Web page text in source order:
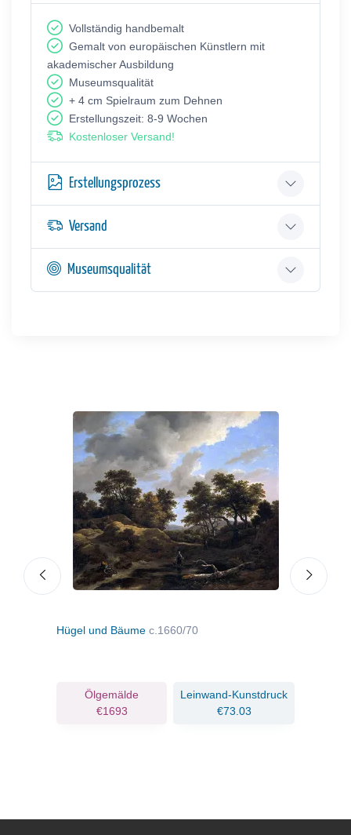
Vollständig handbemalt
Gemalt von europäischen Künstlern mit
akademischer Ausbildung
Museumsqualität
+ 4 cm Spielraum zum Dehnen
Erstellungszeit: 8-9 Wochen
Kostenloser Versand!
Erstellungsprozess
Versand
Museumsqualität
Hügel und Bäume c.1660/70
Ölgemälde
€1693
Leinwand-Kunstdruck
€73.03